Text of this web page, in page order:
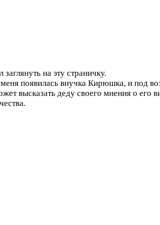
на эту страничку.
появилась внучка Кирюшка, и под
высказать деду своего мнения о его